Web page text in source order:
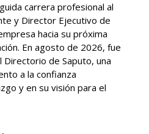
carrera profesional al
y Director Ejecutivo de
hacia su próxima
En agosto de 2026, fue
de Saputo, una
a la confianza
y en su visión para el